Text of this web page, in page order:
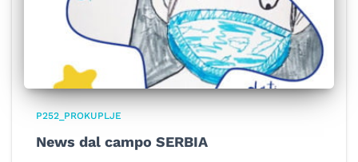
P252_PROKUPLJE
News dal campo SERBIA